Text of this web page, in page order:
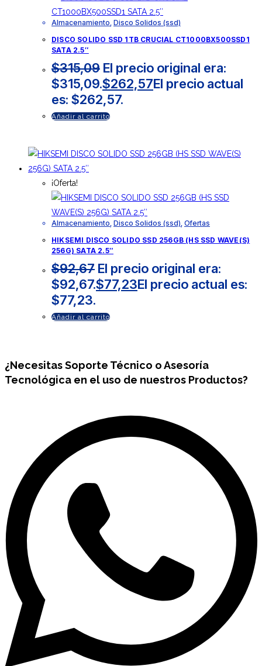
Almacenamiento Disco Solidos (ssd)
DISCO SOLIDO SSD 1TB CRUCIAL CT1000BX500SSD1
SATA 2.5″
$315,09 El precio original era:
$315,09.$262,57El precio actual
es: $262,57.
Añadir al carrito
¡Oferta!
Almacenamiento Disco Solidos (ssd) Ofertas
HIKSEMI DISCO SOLIDO SSD 256GB (HS SSD WAVE(S)
256G) SATA 2.5″
$92,67 El precio original era:
$92,67.$77,23El precio actual es:
$77,23.
Añadir al carrito
¿NecesitasSoporte Técnico o Asesoría
Tecnológica en el uso de nuestros Productos?